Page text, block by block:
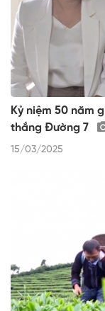
Kỷ niệm 50 năm
thắng Đường 7
15/03/2025